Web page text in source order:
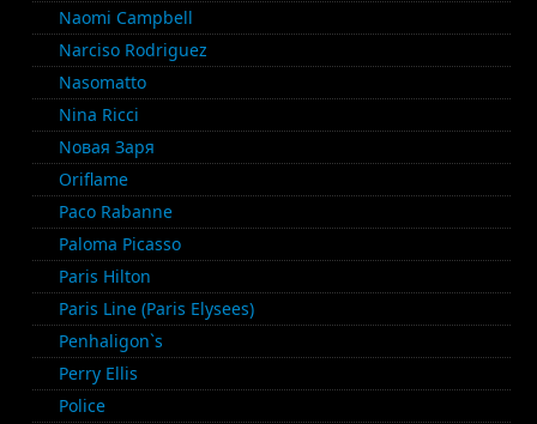
Naomi Campbell
Narciso Rodriguez
Nasomatto
Nina Ricci
Nовая Заря
Oriflame
Paco Rabanne
Paloma Picasso
Paris Hilton
Paris Line (Paris Elysees)
Penhaligon`s
Perry Ellis
Police